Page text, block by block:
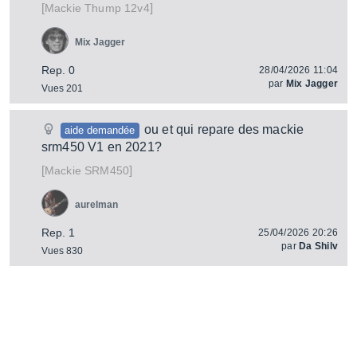
[Mackie Thump 12v4]
Rep. 0
Vues 201
Mix Jagger
28/04/2026 11:04
par Mix Jagger
aide demandée
ou et qui repare des mackie
srm450 V1 en 2021?
[Mackie SRM450]
Rep. 1
Vues 830
aurelman
25/04/2026 20:26
par Da Shilv